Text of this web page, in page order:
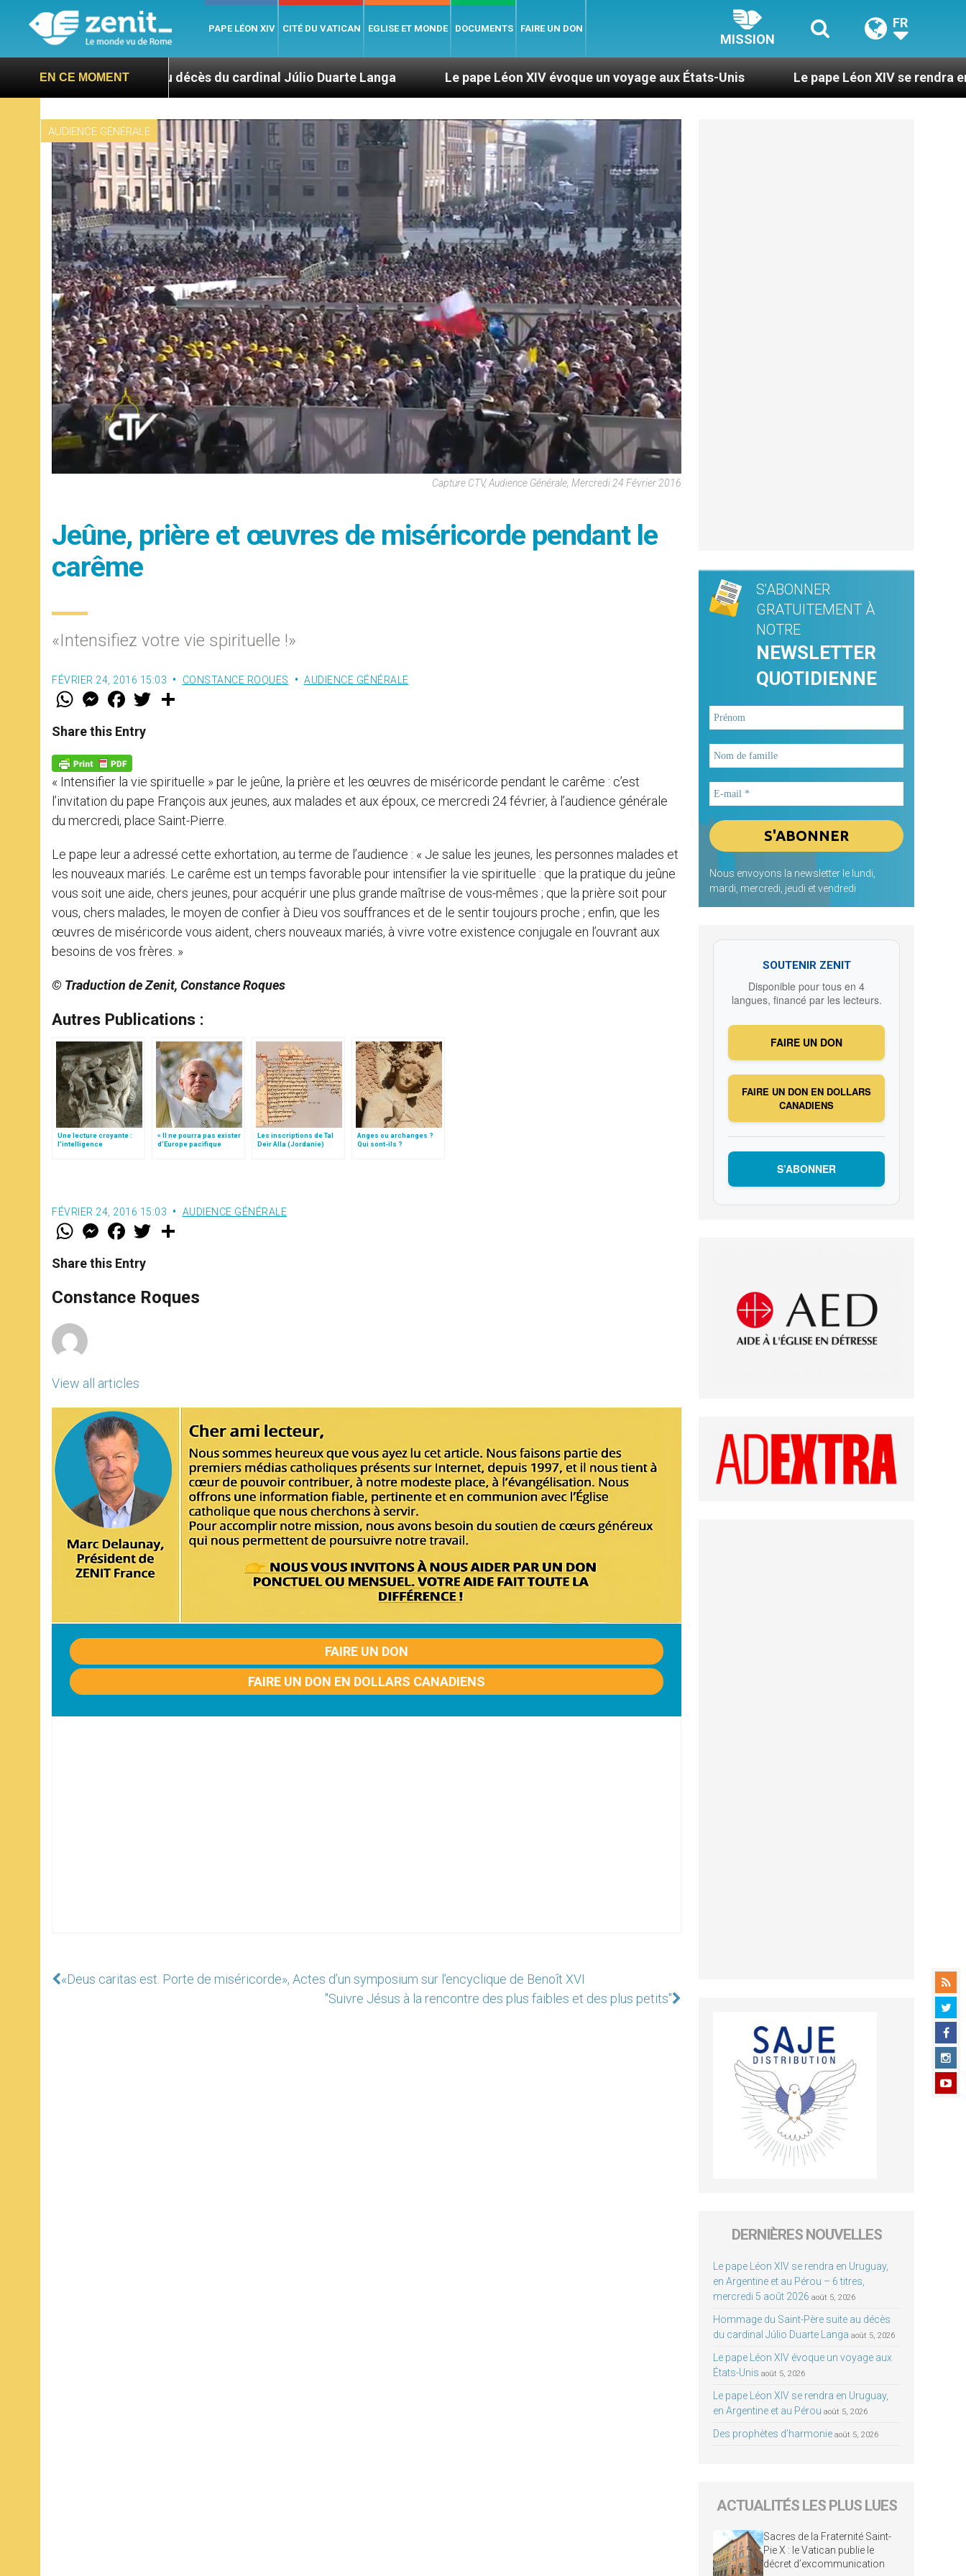
PAPE LÉON XIV CITÉ DU VATICAN EGLISE ET MONDE DOCUMENTS FAIRE UN DON
MISSION
FR
EN CE MOMENT
suite au décès du cardinal Júlio Duarte Langa Le pape Léon XIV évoque un voyage aux États-Unis Le pape Léon XIV se rendra en Uruguay, en
AUDIENCE GÉNÉRALE
Capture CTV, Audience Générale, Mercredi 24 Février 2016
Jeûne, prière et œuvres de miséricorde pendant le
carême
«Intensifiez votre vie spirituelle !»
FÉVRIER 24, 2016 15:03 CONSTANCE ROQUES AUDIENCE GÉNÉRALE
W
t
s
p
p
M
e
s
e
g
e
r
F
a
e
b
o
k
w
Share this Entry
« Intensifier la vie spirituelle » par le jeûne, la prière et les œuvres de miséricorde pendant le carême : c’est
l’invitation du pape François aux jeunes, aux malades et aux époux, ce mercredi 24 février, à l’audience générale
du mercredi, place Saint-Pierre.
Le pape leur a adressé cette exhortation, au terme de l’audience : « Je salue les jeunes, les personnes malades et
les nouveaux mariés. Le carême est un temps favorable pour intensifier la vie spirituelle : que la pratique du jeûne
vous soit une aide, chers jeunes, pour acquérir une plus grande maîtrise de vous-mêmes ; que la prière soit pour
vous, chers malades, le moyen de confier à Dieu vos souffrances et de le sentir toujours proche ; enfin, que les
œuvres de miséricorde vous aident, chers nouveaux mariés, à vivre votre existence conjugale en l’ouvrant aux
besoins de vos frères. »
© Traduction de Zenit, Constance Roques
Autres Publications :
Une lecture croyante :
l’intelligence
« Il ne pourra pas exister
d’Europe pacifique
Les inscriptions de Tal
Deir Alla (Jordanie)
Anges ou archanges ?
Qui sont-ils ?
FÉVRIER 24, 2016 15:03 AUDIENCE GÉNÉRALE
W
t
s
p
p
M
e
s
e
g
e
F
a
e
b
o
k
w
r
Share this Entry
Constance Roques
View all articles
FAIRE UN DON
FAIRE UN DON EN DOLLARS CANADIENS
«Deus caritas est. Porte de miséricorde», Actes d’un symposium sur l’encyclique de Benoît XVI
"Suivre Jésus à la rencontre des plus faibles et des plus petits"
S'ABONNER
GRATUITEMENT À
NOTRE
NEWSLETTER
QUOTIDIENNE
Nous envoyons la newsletter le lundi,
mardi, mercredi, jeudi et vendredi
SOUTENIR ZENIT
Disponible pour tous en 4
langues, financé par les lecteurs.
FAIRE UN DON
FAIRE UN DON EN DOLLARS
CANADIENS
S’ABONNER
DERNIÈRES NOUVELLES
Le pape Léon XIV se rendra en Uruguay,
en Argentine et au Pérou – 6 titres,
mercredi 5 août 2026 août 5, 2026
Hommage du Saint-Père suite au décès
du cardinal Júlio Duarte Langa août 5, 2026
Le pape Léon XIV évoque un voyage aux
États-Unis août 5, 2026
Le pape Léon XIV se rendra en Uruguay,
en Argentine et au Pérou août 5, 2026
Des prophètes d’harmonie août 5, 2026
ACTUALITÉS LES PLUS LUES
Sacres de la Fraternité Saint-
Pie X : le Vatican publie le
décret d’excommunication